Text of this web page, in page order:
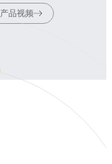
产品视频